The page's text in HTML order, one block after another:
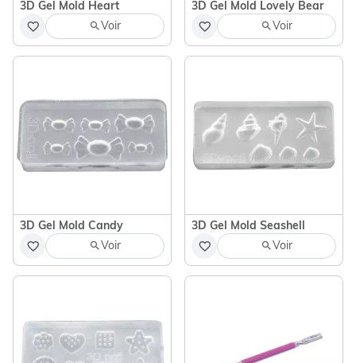
3D Gel Mold Heart
Voir
3D Gel Mold Lovely Bear
Voir
3D Gel Mold Candy
Voir
3D Gel Mold Seashell
Voir